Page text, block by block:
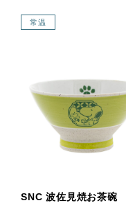
常温
SNC 波佐見焼お茶碗